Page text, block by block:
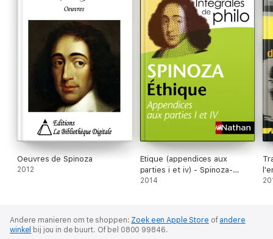
Oeuvres de Spinoza
2012
Etique (appendices aux
parties i et iv) - Spinoza-
Intégrales de Philo
2014
Andere manieren om te shoppen: Zoek een Apple Store of andere
winkel bij jou in de buurt. Of bel 0800 99846.